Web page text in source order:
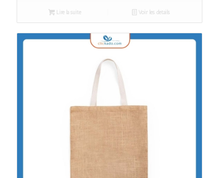
Lire la suite Voir les détails